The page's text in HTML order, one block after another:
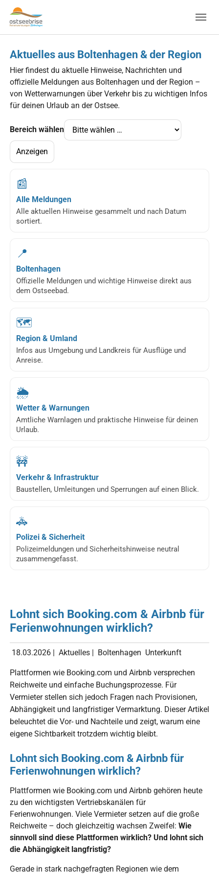
Skip to main navigation
Zum Hauptinhalt springen
Skip to page footer
Aktuelles aus Boltenhagen & der Region
Hier findest du aktuelle Hinweise, Nachrichten und
offizielle Meldungen aus Boltenhagen und der Region –
von Wetterwarnungen über Verkehr bis zu wichtigen Infos
für deinen Urlaub an der Ostsee.
Bereich wählen
Anzeigen
📰
Alle Meldungen
Alle aktuellen Hinweise gesammelt und nach Datum
sortiert.
📍
Boltenhagen
Offizielle Meldungen und wichtige Hinweise direkt aus
dem Ostseebad.
🗺️
Region & Umland
Infos aus Umgebung und Landkreis für Ausflüge und
Anreise.
🌦️
Wetter & Warnungen
Amtliche Warnlagen und praktische Hinweise für deinen
Urlaub.
🚧
Verkehr & Infrastruktur
Baustellen, Umleitungen und Sperrungen auf einen Blick.
🚓
Polizei & Sicherheit
Polizeimeldungen und Sicherheitshinweise neutral
zusammengefasst.
Lohnt sich Booking.com & Airbnb für
Ferienwohnungen wirklich?
18.03.2026 | Aktuelles | Boltenhagen Unterkunft
Plattformen wie Booking.com und Airbnb versprechen
Reichweite und einfache Buchungsprozesse. Für
Vermieter stellen sich jedoch Fragen nach Provisionen,
Abhängigkeit und langfristiger Vermarktung. Dieser Artikel
beleuchtet die Vor- und Nachteile und zeigt, warum eine
eigene Sichtbarkeit trotzdem wichtig bleibt.
Lohnt sich Booking.com & Airbnb für
Ferienwohnungen wirklich?
Plattformen wie Booking.com und Airbnb gehören heute
zu den wichtigsten Vertriebskanälen für
Ferienwohnungen. Viele Vermieter setzen auf die große
Reichweite – doch gleichzeitig wachsen Zweifel: Wie
sinnvoll sind diese Plattformen wirklich? Und lohnt sich
die Abhängigkeit langfristig?
Gerade in stark nachgefragten Regionen wie dem